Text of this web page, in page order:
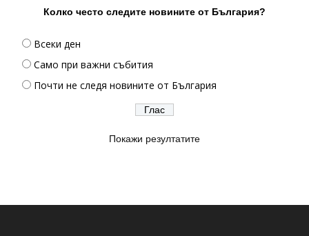
Колко често следите новините от България?
Всеки ден
Само при важни събития
Почти не следя новините от България
Покажи резултатите